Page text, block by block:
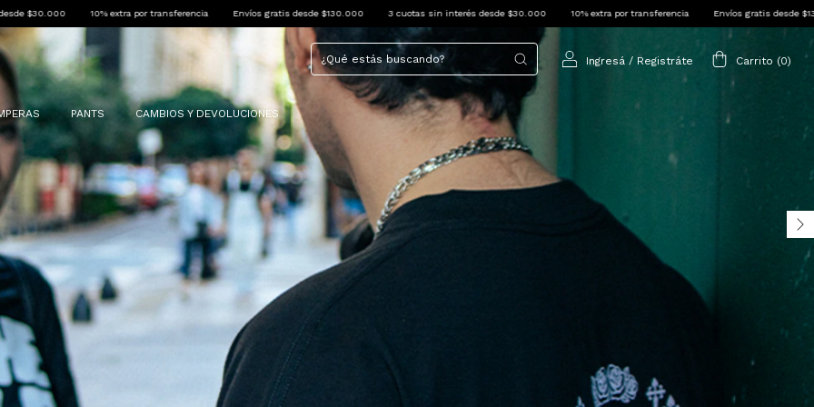
Envíos gratis desde $130.000 3 cuotas sin interés desde $30.000 10% extra por transferencia Envíos gratis desde $130.000 3 cuotas sin interés
Ingresá / Registráte Carrito (0)
PANTS CAMBIOS Y DEVOLUCIONES